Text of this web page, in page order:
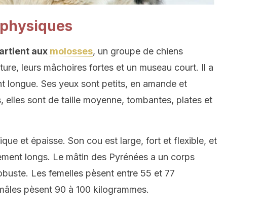
aux molosses, un groupe de chiens
leurs mâchoires fortes et un museau court. Il a
longue. Ses yeux sont petits, en amande et
elles sont de taille moyenne, tombantes, plates et
et épaisse. Son cou est large, fort et flexible, et
longs. Le mâtin des Pyrénées a un corps
Les femelles pèsent entre 55 et 77
pèsent 90 à 100 kilogrammes.